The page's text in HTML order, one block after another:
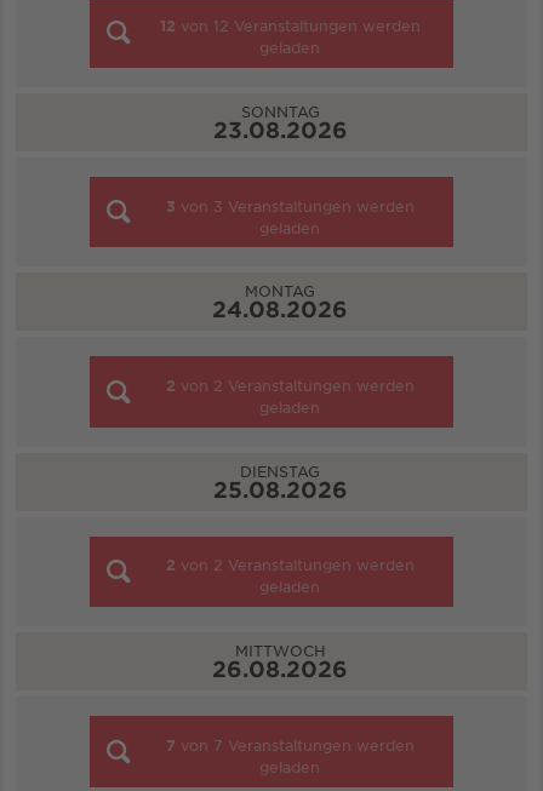
12 von 12 Veranstaltungen werden
geladen
SONNTAG
23.08.2026
3 von 3 Veranstaltungen werden
geladen
MONTAG
24.08.2026
2 von 2 Veranstaltungen werden
geladen
DIENSTAG
25.08.2026
2 von 2 Veranstaltungen werden
geladen
MITTWOCH
26.08.2026
7 von 7 Veranstaltungen werden
geladen